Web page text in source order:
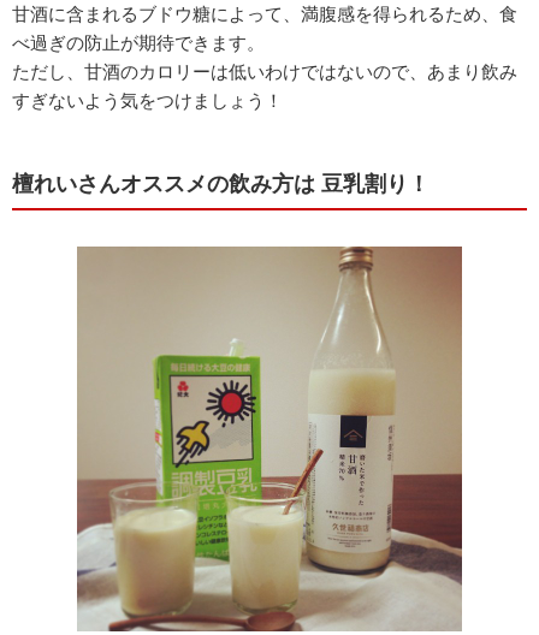
甘酒に含まれるブドウ糖によって、満腹感を得られるため、食
べ過ぎの防止が期待できます。
ただし、甘酒のカロリーは低いわけではないので、あまり飲み
すぎないよう気をつけましょう！
檀れいさんオススメの飲み方は 豆乳割り！